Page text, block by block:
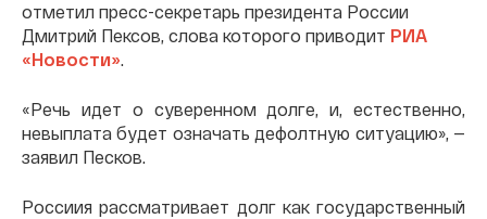
отметил пресс-секретарь президента России
Дмитрий Пексов, слова которого приводит РИА
«Новости».
«Речь идет о суверенном долге, и, естественно,
невыплата будет означать дефолтную ситуацию», —
заявил Песков.
Россиия рассматривает долг как государственный